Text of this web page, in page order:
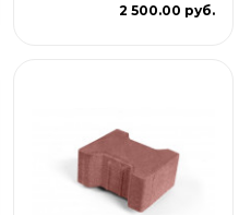
2 500.00 руб.